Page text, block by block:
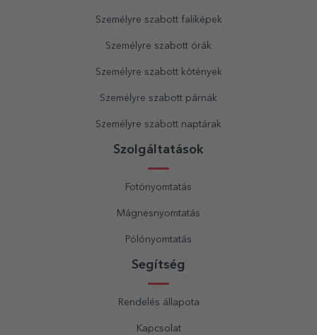
Személyre szabott faliképek
Személyre szabott órák
Személyre szabott kötények
Személyre szabott párnák
Személyre szabott naptárak
Szolgáltatások
Fotónyomtatás
Mágnesnyomtatás
Pólónyomtatás
Segítség
Rendelés állapota
Kapcsolat